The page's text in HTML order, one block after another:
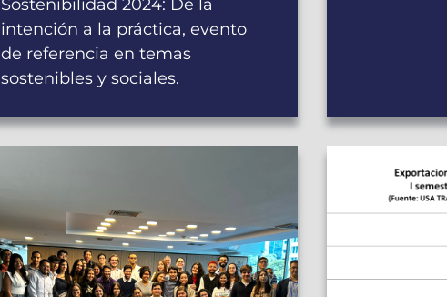
Sostenibilidad 2024: De la
intención a la práctica, evento
de referencia en temas
sostenibles y sociales.